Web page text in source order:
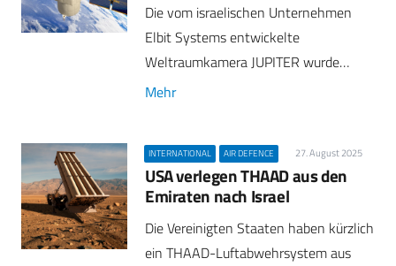
Die vom israelischen Unternehmen
Elbit Systems entwickelte
Weltraumkamera JUPITER wurde…
Mehr
INTERNATIONAL AIR DEFENCE 27. August 2025
USA verlegen THAAD aus den
Emiraten nach Israel
Die Vereinigten Staaten haben kürzlich
ein THAAD-Luftabwehrsystem aus